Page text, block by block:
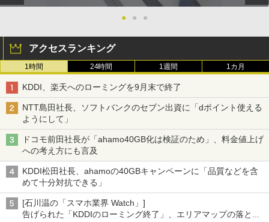
● ● ●
アクセスランキング
1時間 24時間 1週間 1カ月
KDDI、楽天へのローミングを9月末で終了
NTT島田社長、ソフトバンクのセブン出資に「dポイント使える
ようにして」
ドコモ前田社長が「ahamo40GB化は検証のため」、料金値上げ
への考え方にも言及
KDDI松田社長、ahamoの40GBキャンペーンに「品質などを含
めて十分対抗できる」
[石川温の「スマホ業界 Watch」]
告げられた「KDDIのローミング終了」、エリアマップの落とし